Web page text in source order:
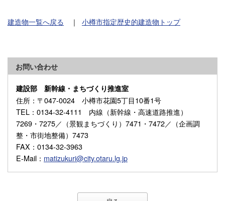
建造物一覧へ戻る ｜ 小樽市指定歴史的建造物トップ
お問い合わせ
建設部 新幹線・まちづくり推進室
住所 ：〒047-0024 小樽市花園5丁目10番1号
TEL ：0134-32-4111 内線（新幹線・高速道路推進）
7269・7275／（景観まちづくり）7471・7472／（企画調
整・市街地整備）7473
FAX ：0134-32-3963
E-Mail ： matizukuri@city.otaru.lg.jp